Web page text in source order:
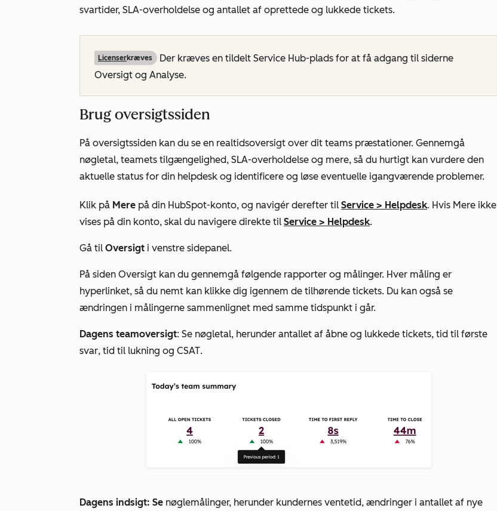
svartider, SLA-overholdelse og antallet af oprettede og lukkede tickets.
Licenserkræves
Der kræves en tildelt Service Hub-plads for at få adgang til siderne
Oversigt og Analyse.
Brug oversigtssiden
På oversigtssiden kan du se en realtidsoversigt over dit teams præstationer. Gennemgå
nøgletal, teamets tilgængelighed, SLA-overholdelse og mere, så du hurtigt kan vurdere den
aktuelle status for din helpdesk og identificere og løse eventuelle igangværende problemer.
Klik på Mere på din HubSpot-konto, og navigér derefter til Service > Helpdesk. Hvis Mere ikke
vises på din konto, skal du navigere direkte til Service > Helpdesk.
Gå til Oversigt i venstre sidepanel.
På siden Oversigt kan du gennemgå følgende rapporter og målinger. Hver måling er
hyperlinket, så du nemt kan klikke dig igennem de tilhørende tickets. Du kan også se
ændringen i målingerne sammenlignet med samme tidspunkt i går.
Dagens teamoversigt: Se nøgletal, herunder antallet af åbne og lukkede tickets, tid til første
svar, tid til lukning og CSAT.
Dagens indsigt: Se nøglemålinger, herunder kundernes ventetid, ændringer i antallet af nye